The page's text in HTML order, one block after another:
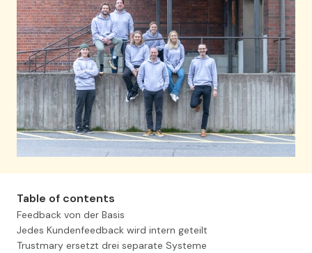
Table of contents
Feedback von der Basis
Jedes Kundenfeedback wird intern geteilt
Trustmary ersetzt drei separate Systeme